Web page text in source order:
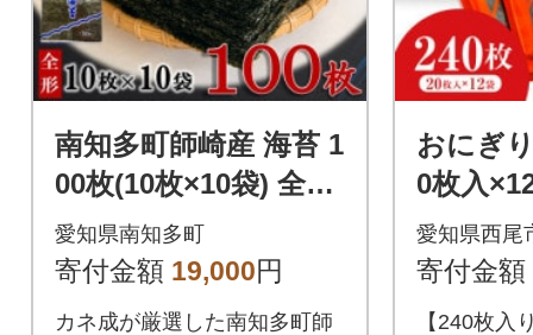
南知多町師崎産 海苔 1
00枚(10枚×10袋) 全形
焼のり 家庭用
愛知県南知多町
寄付金額 19,000円
カネ成が厳選した南知多町師
おにぎ
0枚入
3
愛知県西尾
寄付金額
【240枚入